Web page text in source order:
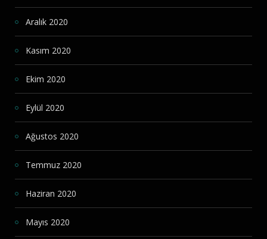
Aralık 2020
Kasım 2020
Ekim 2020
Eylül 2020
Ağustos 2020
Temmuz 2020
Haziran 2020
Mayıs 2020